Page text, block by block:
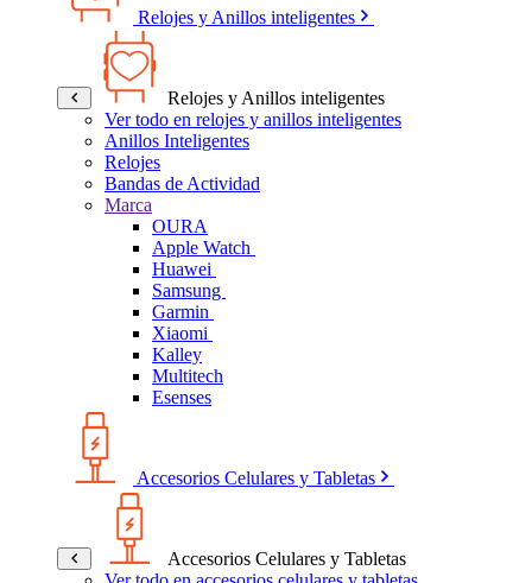
Relojes y Anillos inteligentes
Relojes y Anillos inteligentes
Ver todo en relojes y anillos inteligentes
Anillos Inteligentes
Relojes
Bandas de Actividad
Marca
OURA
Apple Watch
Huawei
Samsung
Garmin
Xiaomi
Kalley
Multitech
Esenses
Accesorios Celulares y Tabletas
Accesorios Celulares y Tabletas